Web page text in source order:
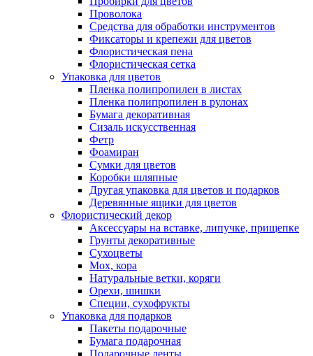
Проволока
Средства для обработки инструментов
Фиксаторы и крепежи для цветов
Флористическая пена
Флористическая сетка
Упаковка для цветов
Пленка полипропилен в листах
Пленка полипропилен в рулонах
Бумага декоративная
Сизаль искусственная
Фетр
Фоамиран
Сумки для цветов
Коробки шляпные
Другая упаковка для цветов и подарков
Деревянные ящики для цветов
Флористический декор
Аксессуары на вставке, липучке, прищепке
Грунты декоративные
Сухоцветы
Мох, кора
Натуральные ветки, коряги
Орехи, шишки
Специи, сухофрукты
Упаковка для подарков
Пакеты подарочные
Бумага подарочная
Подарочные ленты